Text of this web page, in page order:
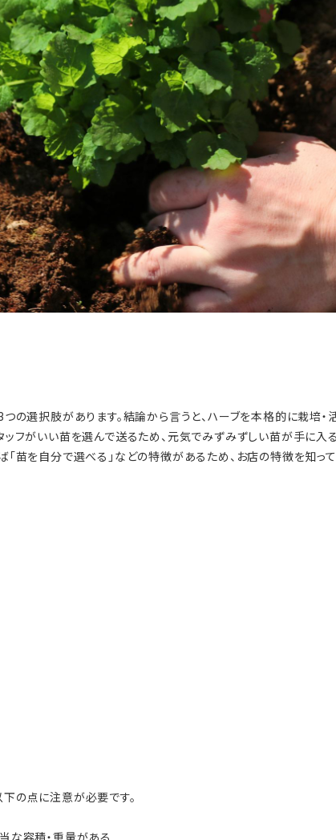
の選択肢があります。結論から言うと、ハーブを本格的に栽培・
フがいい苗を選んで送るため、元気でみずみずしい苗が手に入
苗を自分で選べる」などの特徴があるため、お店の特徴を知っ
の点に注意が必要です。